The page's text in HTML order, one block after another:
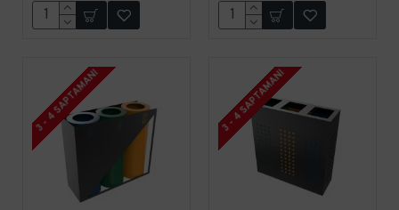
3 - 4 SAPTAMANI 3 - 4 SAPTAMANI